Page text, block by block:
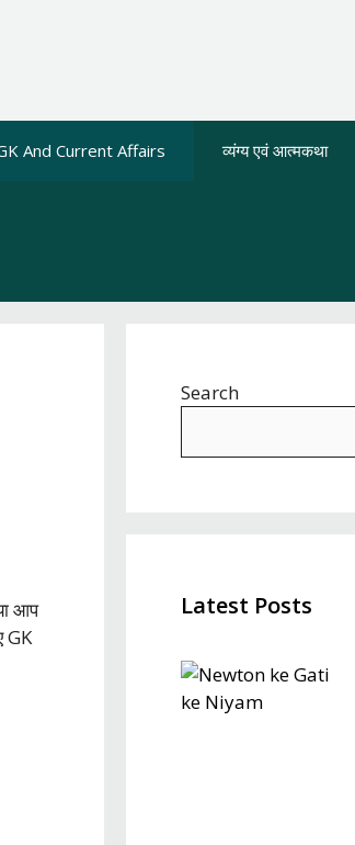
And Current Affairs व्यंग्य एवं आत्मकथा
आप
GK
Search
Latest Posts